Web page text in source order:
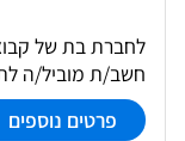
לחברת בת של
חשב/ת מוביל/ה
פרטים נוספים